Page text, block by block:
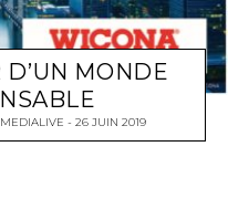
MONDE
26 JUIN 2019